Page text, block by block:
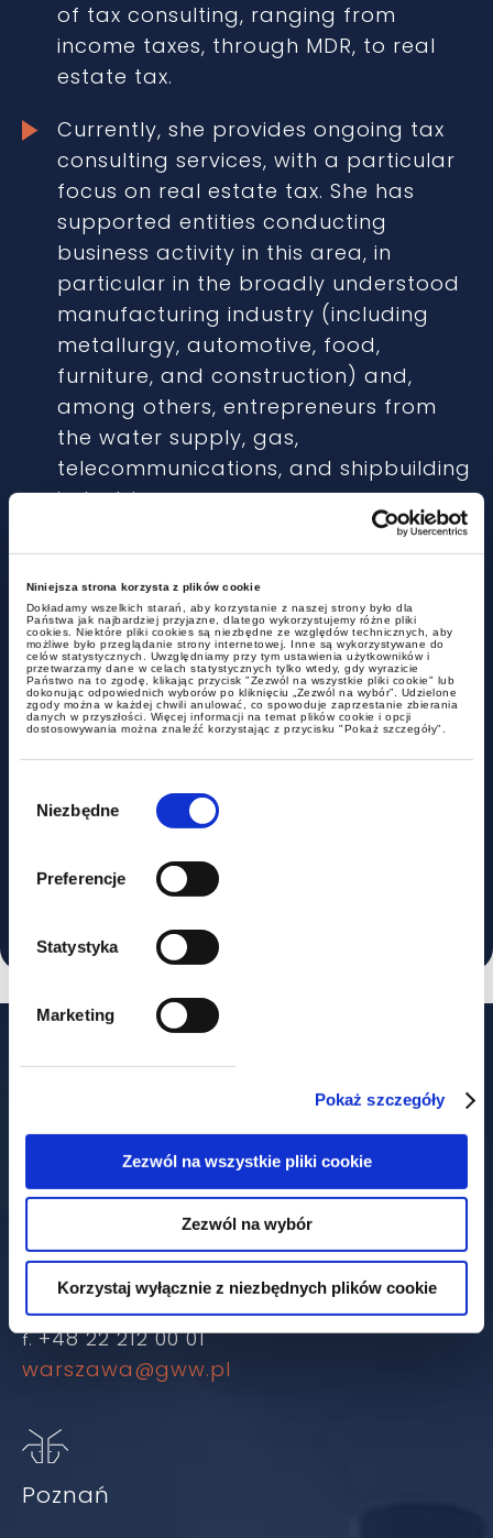
Niniejsza strona korzysta z plików cookie
Dokładamy wszelkich starań, aby korzystanie z naszej strony było dla
Państwa jak najbardziej przyjazne, dlatego wykorzystujemy różne pliki
cookies. Niektóre pliki cookies są niezbędne ze względów technicznych, aby
możliwe było przeglądanie strony internetowej. Inne są wykorzystywane do
celów statystycznych. Uwzględniamy przy tym ustawienia użytkowników i
przetwarzamy dane w celach statystycznych tylko wtedy, gdy wyrazicie
Państwo na to zgodę, klikając przycisk "Zezwól na wszystkie pliki cookie" lub
dokonując odpowiednich wyborów po kliknięciu „Zezwól na wybór”. Udzielone
zgody można w każdej chwili anulować, co spowoduje zaprzestanie zbierania
danych w przyszłości. Więcej informacji na temat plików cookie i opcji
dostosowywania można znaleźć korzystając z przycisku "Pokaż szczegóły".
zgody
Niezbędne
Preferencje
Statystyka
Marketing
Pokaż szczegóły
Zezwól na wszystkie pliki cookie
Zezwól na wybór
Korzystaj wyłącznie z niezbędnych plików cookie
of tax consulting, ranging from
income taxes, through MDR, to real
estate tax.
Currently, she provides ongoing tax
consulting services, with a particular
focus on real estate tax. She has
supported entities conducting
business activity in this area, in
particular in the broadly understood
manufacturing industry (including
metallurgy, automotive, food,
furniture, and construction) and,
among others, entrepreneurs from
the water supply, gas,
telecommunications, and shipbuilding
industries.
She has many years of experience in
conducting training courses.
With GWW since 2025.
Education
Nicolaus Copernicus University in
Toruń, Faculty of Law and
Administration, Master of Law – 2018.
Legal advisor exam – 2023.
Our offices
Warszawa
ul. Książęca 4
00-498 Warszawa
t.+48 22 212 00 00
f.+48 22 212 00 01
warszawa@gww.pl
Poznań